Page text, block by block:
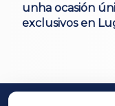
unha ocasión
exclusivos en